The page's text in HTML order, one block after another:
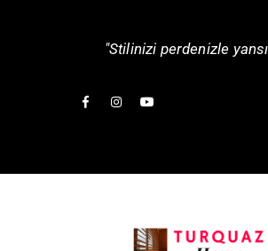
"Stilinizi perdenizle